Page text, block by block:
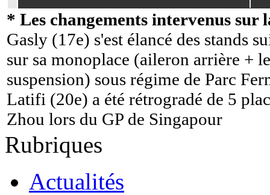
* Les changements intervenus sur
Gasly (17e) s'est élancé des stands
sur sa monoplace (aileron arrière +
suspension) sous régime de Parc
Latifi (20e) a été rétrogradé de 5
Zhou lors du GP de Singapour
Rubriques
Actualités